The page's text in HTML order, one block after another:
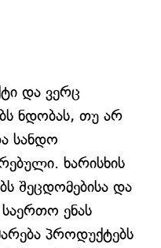
და ვერც
ნდობას, თუ არ
სანდო
ხარისხის
შეცდომებისა და
საერთო ენას
პროდუქტებს